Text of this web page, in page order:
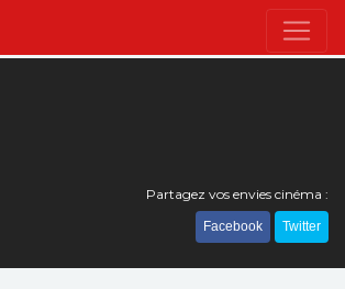
Partagez vos envies cinéma :
Facebook Twitter